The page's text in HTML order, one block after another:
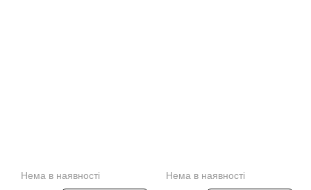
Нема в наявності Нема в наявності